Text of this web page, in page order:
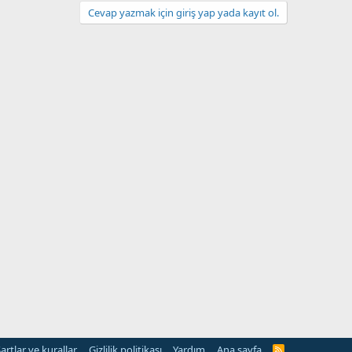
Cevap yazmak için giriş yap yada kayıt ol.
R